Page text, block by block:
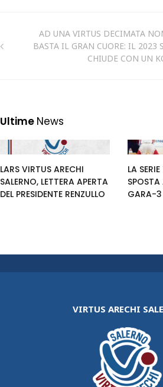
AD UNA VIRTUS DECIMATA
BASTA IL GRAN CUORE: IL 2023
CHIUDE CON UN
Ultime News
LARS VIRTUS ARECHI
SALERNO, LETTERA APERTA
DEL PRESIDENTE RENZULLO
LA
SPOSTA
GARA-3
VIRTUS ARECHI